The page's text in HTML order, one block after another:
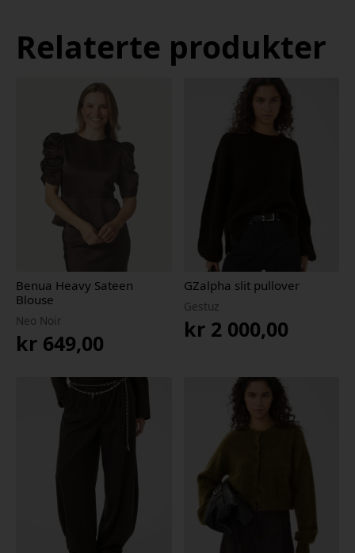
Relaterte produkter
Benua Heavy Sateen
Blouse
Neo Noir
kr 649,00
GZalpha slit pullover
Gestuz
kr2 000,00